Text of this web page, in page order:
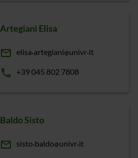
Artegiani Elisa
email elisa artegiani univr it
phone +39 045 802 7808
Baldo Sisto
email sisto baldo univr it